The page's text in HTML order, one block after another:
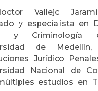
Vallejo
y especialista en
y Criminología
de
Jurídico
Nacional de
estudios en